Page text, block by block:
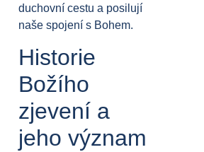
duchovní cestu a posilují
naše spojení s Bohem.
Historie
Božího
zjevení a
jeho význam